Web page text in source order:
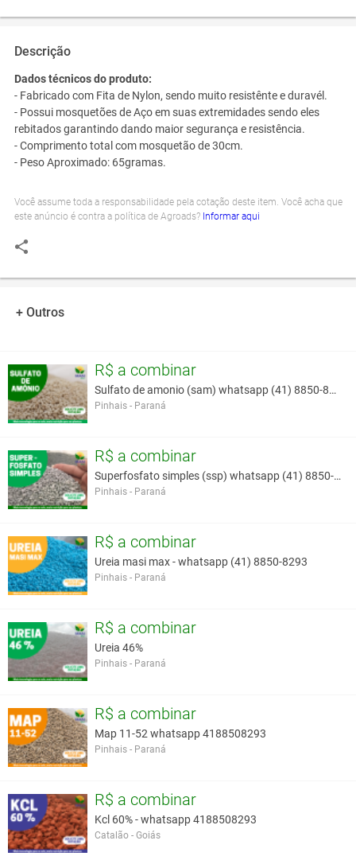
Descrição
Dados técnicos do produto:
- Fabricado com Fita de Nylon, sendo muito resistênte e duravél.
- Possui mosquetões de Aço em suas extremidades sendo eles
rebitados garantindo dando maior segurança e resistência.
- Comprimento total com mosquetão de 30cm.
- Peso Aproximado: 65gramas.
Você assume toda a responsabilidade pela cotação deste item. Você acha que
este anúncio é contra a política de Agroads? Informar aqui
+ Outros
R$ a combinar
Sulfato de amonio (sam) whatsapp (41) 8850-8293
Pinhais - Paraná
R$ a combinar
Superfosfato simples (ssp) whatsapp (41) 8850-8293
Pinhais - Paraná
R$ a combinar
Ureia masi max - whatsapp (41) 8850-8293
Pinhais - Paraná
R$ a combinar
Ureia 46%
Pinhais - Paraná
R$ a combinar
Map 11-52 whatsapp 4188508293
Pinhais - Paraná
R$ a combinar
Kcl 60% - whatsapp 4188508293
Catalão - Goiás